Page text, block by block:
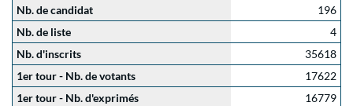
Nb. de candidat
196
Nb. de liste
4
Nb. d'inscrits
35618
1er tour - Nb. de votants
17622
1er tour - Nb. d'exprimés
16779